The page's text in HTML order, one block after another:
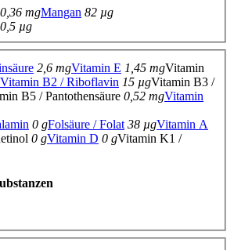
0,36 mgMangan 82 µg
0,5 µg
2,6 mgVitamin E 1,45 mgVitamin
Vitamin B2 / Riboflavin 15 µgVitamin B3 /
B5 / Pantothensäure 0,52 mgVitamin
0 gFolsäure / Folat 38 µgVitamin A
0 gVitamin D 0 gVitamin K1 /